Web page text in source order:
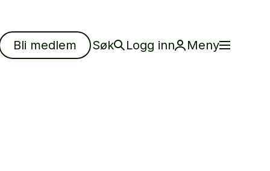
Bli medlem Søk Logg inn Meny